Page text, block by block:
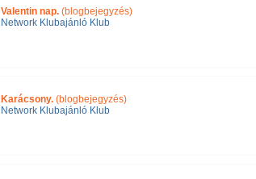
Valentin nap.(blogbejegyzés)
Network Klubajánló Klub
Karácsony.(blogbejegyzés)
Network Klubajánló Klub